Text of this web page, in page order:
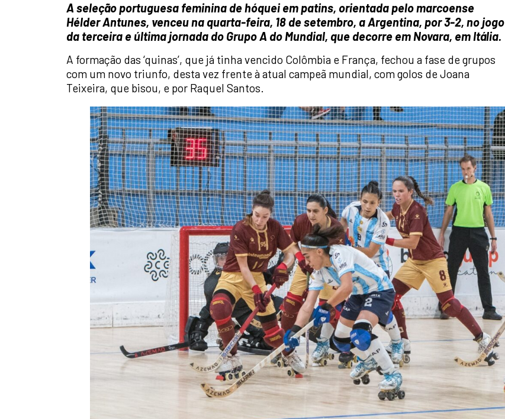
A seleção portuguesa feminina de hóquei em patins, orientada pelo marcoense
Hélder Antunes, venceu na quarta-feira, 18 de setembro, a Argentina, por 3-2, no jogo
da terceira e última jornada do Grupo A do Mundial, que decorre em Novara, em Itália.
A formação das ‘quinas’, que já tinha vencido Colômbia e França, fechou a fase de grupos
com um novo triunfo, desta vez frente à atual campeã mundial, com golos de Joana
Teixeira, que bisou, e por Raquel Santos.